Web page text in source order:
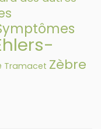
Tramacet Zèbre